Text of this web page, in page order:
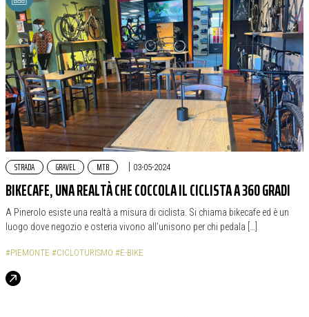
STRADA GRAVEL MTB | 03-05-2024
BIKECAFE, UNA REALTÀ CHE COCCOLA IL CICLISTA A 360 GRADI
A Pinerolo esiste una realtà a misura di ciclista. Si chiama bikecafe ed è un
luogo dove negozio e osteria vivono all’unisono per chi pedala […]
#PIEMONTE #CICLOTURISMO #E-BIKE